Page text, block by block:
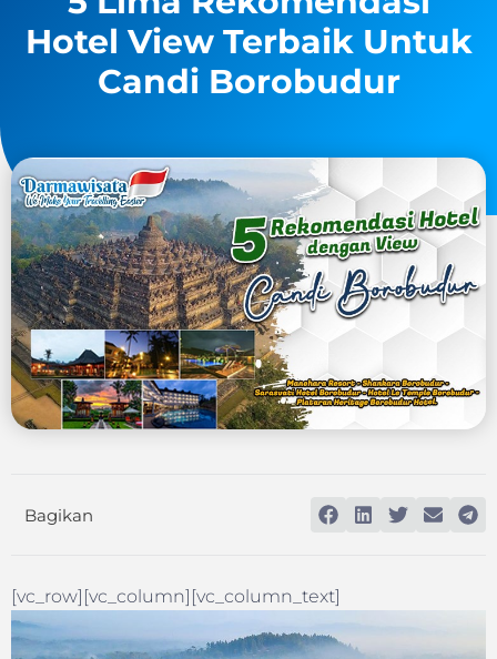
Hotel View Terbaik Untuk
Candi Borobudur
Bagikan
[vc_row][vc_column][vc_column_text]